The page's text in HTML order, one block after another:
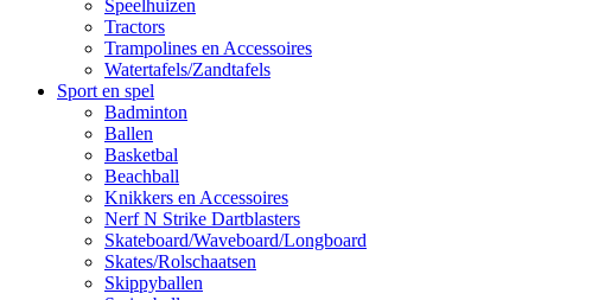
Speelhuizen
Tractors
Trampolines en Accessoires
Watertafels/Zandtafels
Sport en spel
Badminton
Ballen
Basketbal
Beachball
Knikkers en Accessoires
Nerf N Strike Dartblasters
Skateboard/Waveboard/Longboard
Skates/Rolschaatsen
Skippyballen